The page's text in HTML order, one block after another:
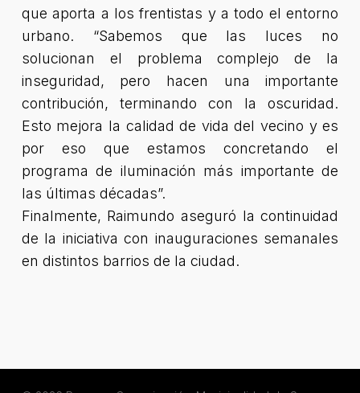
que aporta a los frentistas y a todo el entorno
urbano. “Sabemos que las luces no
solucionan el problema complejo de la
inseguridad, pero hacen una importante
contribución, terminando con la oscuridad.
Esto mejora la calidad de vida del vecino y es
por eso que estamos concretando el
programa de iluminación más importante de
las últimas décadas”.
Finalmente, Raimundo aseguró la continuidad
de la iniciativa con inauguraciones semanales
en distintos barrios de la ciudad.